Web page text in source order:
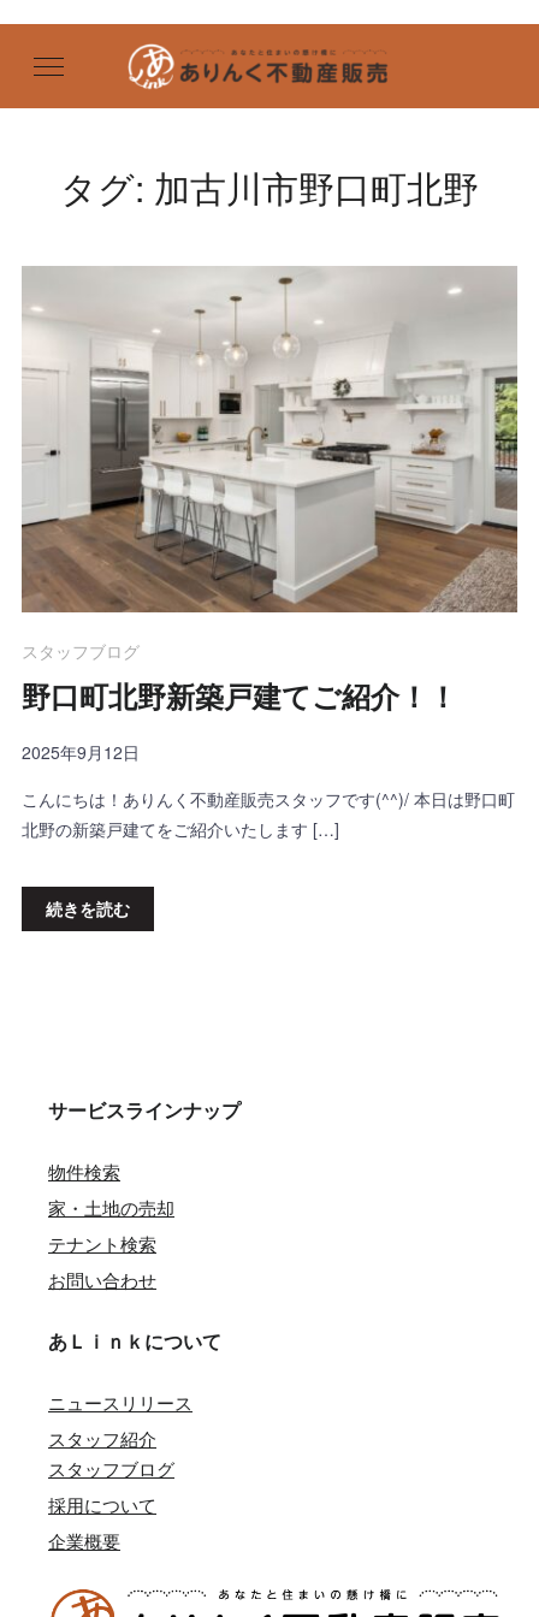
タグ: 加古川市野口町北野
スタッフブログ
野口町北野新築戸建てご紹介！！
2025年9月12日
こんにちは！ありんく不動産販売スタッフです(^^)/ 本日は野口町
北野の新築戸建てをご紹介いたします […]
続きを読む
サービスラインナップ
物件検索
家・土地の売却
テナント検索
お問い合わせ
あＬｉｎｋについて
ニュースリリース
スタッフ紹介
スタッフブログ
採用について
企業概要